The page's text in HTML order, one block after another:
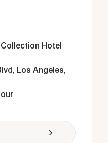
Los Angeles,
Hotel